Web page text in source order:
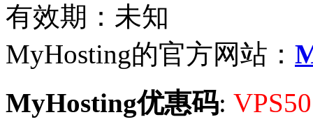
有效期：未知
MyHosting的官方网站：
MyHosting优惠码: